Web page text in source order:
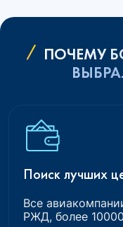
ПОЧЕМУ
Поиск лучших
Все
РЖД, более